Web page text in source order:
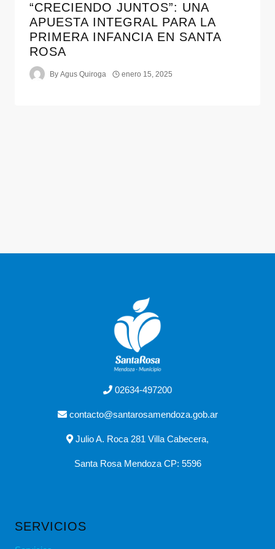
“CRECIENDO JUNTOS”: UNA
APUESTA INTEGRAL PARA LA
PRIMERA INFANCIA EN SANTA
ROSA
By Agus Quiroga enero 15, 2025
02634-497200
contacto@santarosamendoza.gob.ar
Julio A. Roca 281 Villa Cabecera,
Santa Rosa Mendoza CP: 5596
SERVICIOS